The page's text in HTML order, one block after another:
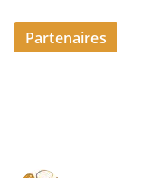
Partenaires